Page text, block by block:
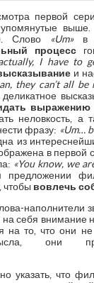
первой
выше.
Слово «Um»в
процесс
I have to
и
they can’t all be
выражению
неловкость, а
фразу: «Um…
из
в первой
«You know, we
предложении
чтобы вовлечь
наполнители
себя внимание
на то, что они
они
указать, что